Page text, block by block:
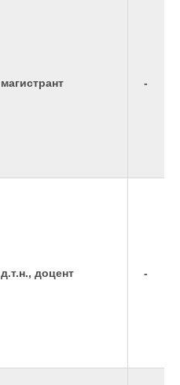
магистрант -
д.т.н., доцент -